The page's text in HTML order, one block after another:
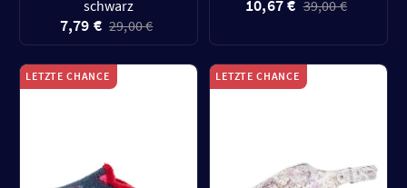
schwarz
7,79 € 29,00 €
10,67 € 39,00 €
LETZTE CHANCE LETZTE CHANCE